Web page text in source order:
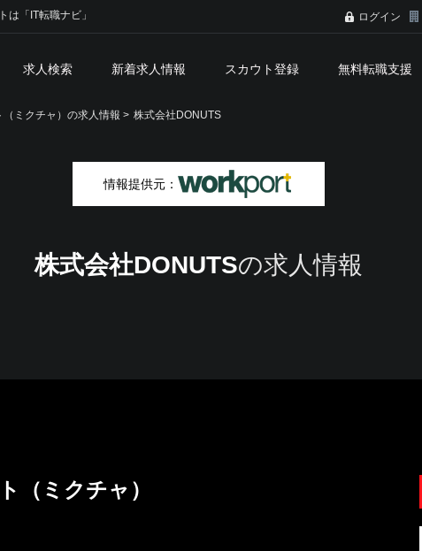
は「IT転職ナビ」 ログイン
求人検索 新着求人情報 スカウト登録 無料転職支援
ミクチャ）の求人情報 > 株式会社DONUTS
情報提供元：
株式会社DONUTSの求人情報
（ミクチャ）